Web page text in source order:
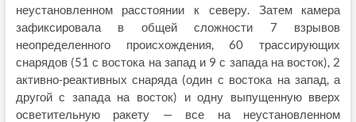
неустановленном расстоянии к северу. Затем камера
зафиксировала в общей сложности 7 взрывов
неопределенного происхождения, 60 трассирующих
снарядов (51 с востока на запад и 9 с запада на восток), 2
активно‑реактивных снаряда (один с востока на запад, а
другой с запада на восток) и одну выпущенную вверх
осветительную ракету — все на неустановленном